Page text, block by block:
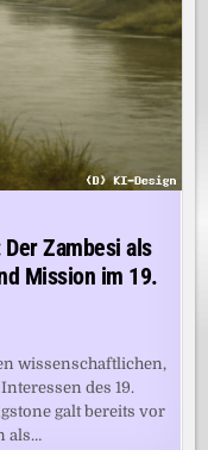
Zambesi als
Mission im 19.
wissenschaftlichen,
des 19.
galt bereits vor
als…